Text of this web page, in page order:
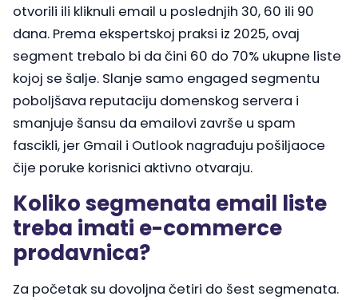
otvorili ili kliknuli email u poslednjih 30, 60 ili 90
dana. Prema ekspertskoj praksi iz 2025, ovaj
segment trebalo bi da čini 60 do 70% ukupne liste
kojoj se šalje. Slanje samo engaged segmentu
poboljšava reputaciju domenskog servera i
smanjuje šansu da emailovi završe u spam
fascikli, jer Gmail i Outlook nagrađuju pošiljaoce
čije poruke korisnici aktivno otvaraju.
Koliko segmenata email liste
treba imati e-commerce
prodavnica?
Za početak su dovoljna četiri do šest segmenata.